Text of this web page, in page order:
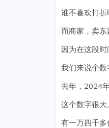
谁不喜欢打折
而商家，卖东
因为在这段时
我们来说个数
去年，2024
这个数字很大。
有一万四千多